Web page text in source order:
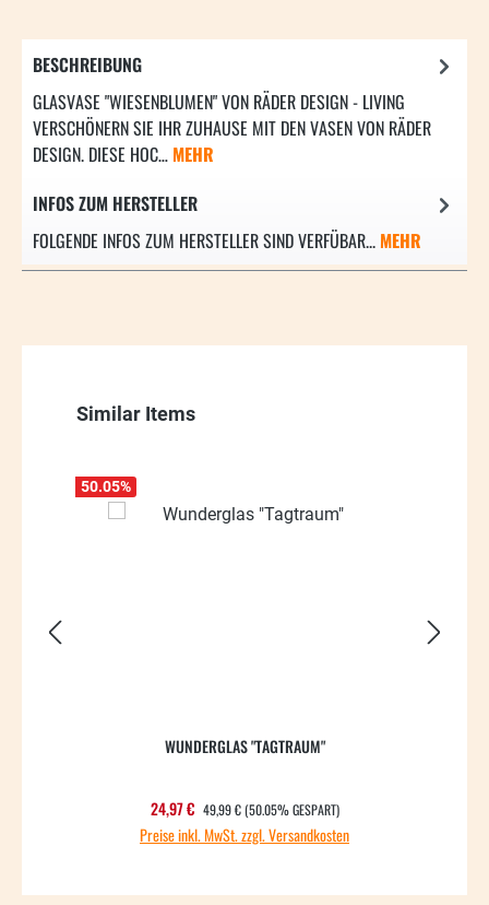
BESCHREIBUNG
GLASVASE "WIESENBLUMEN" VON RÄDER DESIGN - LIVING
VERSCHÖNERN SIE IHR ZUHAUSE MIT DEN VASEN VON RÄDER
DESIGN. DIESE HOC… MEHR
INFOS ZUM HERSTELLER
FOLGENDE INFOS ZUM HERSTELLER SIND VERFÜBAR... MEHR
Produktgalerie überspringen
Similar Items
50.05%
WUNDERGLAS "TAGTRAUM"
Verkaufspreis:
24,97 € REGULÄRER PREIS:
49,99 € (50.05% GESPART)
Preise inkl. MwSt. zzgl. Versandkosten